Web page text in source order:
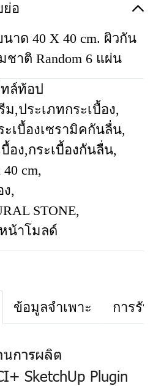
อ
าด 40 X 40 cm. ผิวกัน
าติ Random 6 แผ่น
ล์ท้อป
ม,ประเภทกระเบื้อง,
ะเบื้องเซรามิคกันลื่น,
อง,กระเบื้องกันลื่น,
40 cm,
ง,
STONE,
น้าโมลด์
ข้อมูลจำเพาะ การรั
นการผลิต
SketchUp Plugin